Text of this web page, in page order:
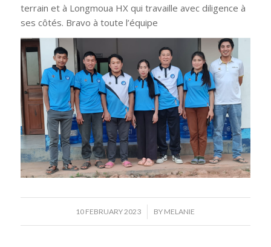
terrain et à Longmoua HX qui travaille avec diligence à
ses côtés. Bravo à toute l’équipe
10 FEBRUARY 2023
/ BY MELANIE